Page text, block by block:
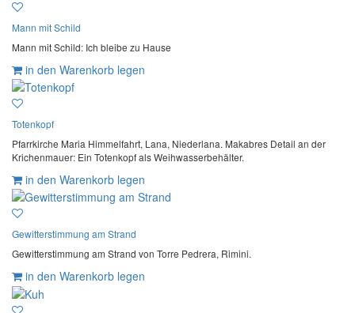
Mann mit Schild
Mann mit Schild: Ich bleibe zu Hause
in den Warenkorb legen
Totenkopf
Pfarrkirche Maria Himmelfahrt, Lana, Niederlana. Makabres Detail an der
Krichenmauer: Ein Totenkopf als Weihwasserbehälter.
in den Warenkorb legen
Gewitterstimmung am Strand
Gewitterstimmung am Strand von Torre Pedrera, Rimini.
in den Warenkorb legen